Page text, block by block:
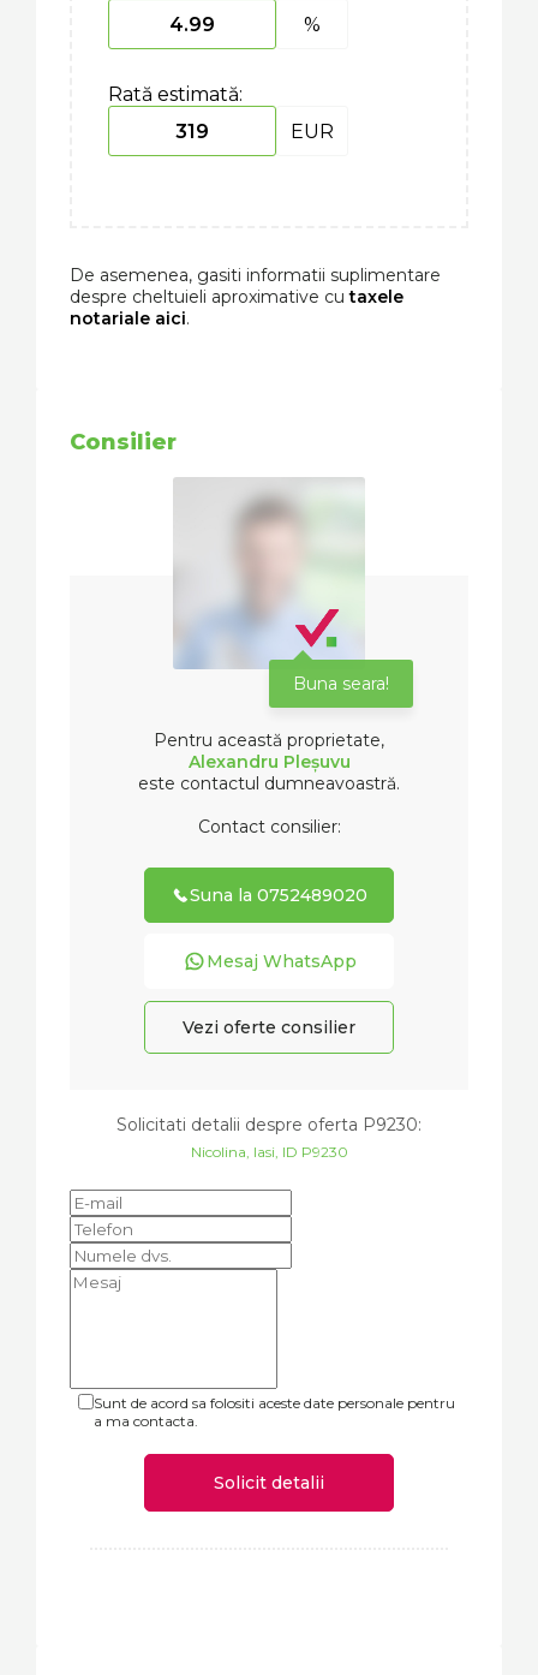
%
Rată estimată:
EUR
De asemenea, gasiti informatii suplimentare
despre cheltuieli aproximative cutaxele
notariale aici.
Consilier
Buna seara!
Pentru această proprietate,
Alexandru Pleșuvu
este contactul dumneavoastră.
Contact consilier:
Suna la 0752489020
Mesaj WhatsApp
Vezi oferte consilier
Solicitati detalii despre oferta P9230:
Nicolina, Iasi, ID P9230
Sunt de acord sa folositi aceste date personale pentru
a ma contacta.
Solicit detalii